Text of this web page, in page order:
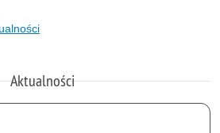
Aktualności